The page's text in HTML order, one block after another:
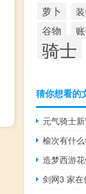
萝卜
谷物
骑士
猜你想看的
元气骑士
榆次有什
造梦西游
剑网3 家在